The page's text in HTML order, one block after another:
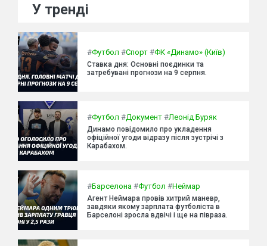
У тренді
#Футбол #Спорт #ФК «Динамо» (Київ)
Ставка дня: Основні поєдинки та
затребувані прогнози на 9 серпня.
#Футбол #Документ #Леонід Буряк
Динамо повідомило про укладення
офіційної угоди відразу після зустрічі з
Карабахом.
#Барселона #Футбол #Неймар
Агент Неймара провів хитрий маневр,
завдяки якому зарплата футболіста в
Барселоні зросла вдвічі і ще на півраза.